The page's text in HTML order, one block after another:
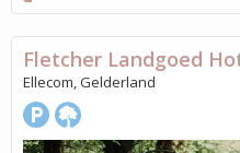
Fletcher Landgoed
Ellecom, Gelderland